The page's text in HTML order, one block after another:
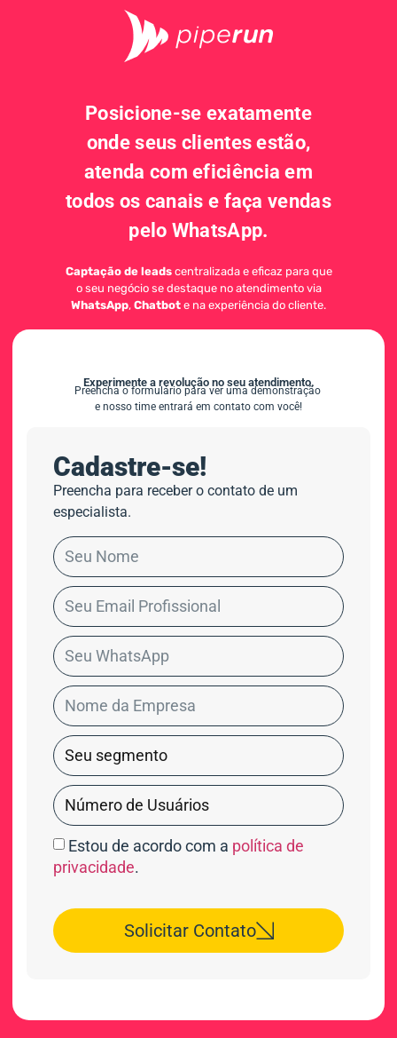
Posicione-se exatamente
onde seus clientes estão,
atenda com eficiência em
todos os canais e faça vendas
pelo WhatsApp.
Captação de leadscentralizada e eficaz para que
o seu negócio se destaque no atendimento via
WhatsApp, Chatbot e na experiência do cliente.
Experimente a revolução no seu atendimento.
Preencha o formulário para ver uma demonstração
e nosso time entrará em contato com você!
Cadastre-se!
Preencha para receber o contato de um
especialista.
Estou de acordo com a política de
privacidade.
Solicitar Contato